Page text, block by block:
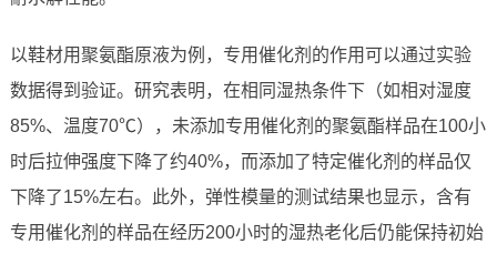
以鞋材用聚氨酯原液为例，专用催化剂的作用可以通过实验
数据得到验证。研究表明，在相同湿热条件下（如相对湿度
85%、温度70℃），未添加专用催化剂的聚氨酯样品在100小
时后拉伸强度下降了约40%，而添加了特定催化剂的样品仅
下降了15%左右。此外，弹性模量的测试结果也显示，含有
专用催化剂的样品在经历200小时的湿热老化后仍能保持初始